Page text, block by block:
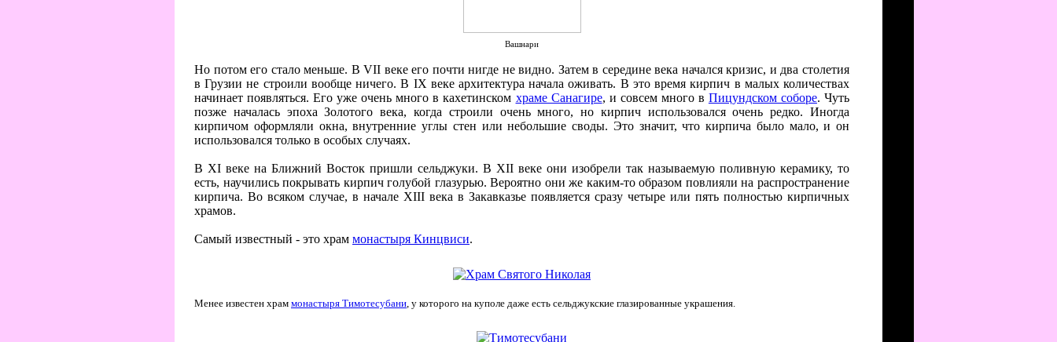
Вашнари
Но потом его стало меньше. В VII веке его почти нигде не видно. Затем в середине века начался кризис, и два столетия
в Грузии не строили вообще ничего. В IX веке архитектура начала оживать. В это время кирпич в малых количествах
начинает появляться. Его уже очень много в кахетинском храме Санагире, и совсем много в Пицундском соборе. Чуть
позже началась эпоха Золотого века, когда строили очень много, но кирпич использовался очень редко. Иногда
кирпичом оформляли окна, внутренние углы стен или небольшие своды. Это значит, что кирпича было мало, и он
использовался только в особых случаях.
В XI веке на Ближний Восток пришли сельджуки. В XII веке они изобрели так называемую поливную керамику, то
есть, научились покрывать кирпич голубой глазурью. Вероятно они же каким-то образом повлияли на распространение
кирпича. Во всяком случае, в начале XIII века в Закавказье появляется сразу четыре или пять полностью кирпичных
храмов.
Самый известный - это храм монастыря Кинцвиси.
Менее известен храм монастыря Тимотесубани, у которого на куполе даже есть сельджукские глазированные украшения.